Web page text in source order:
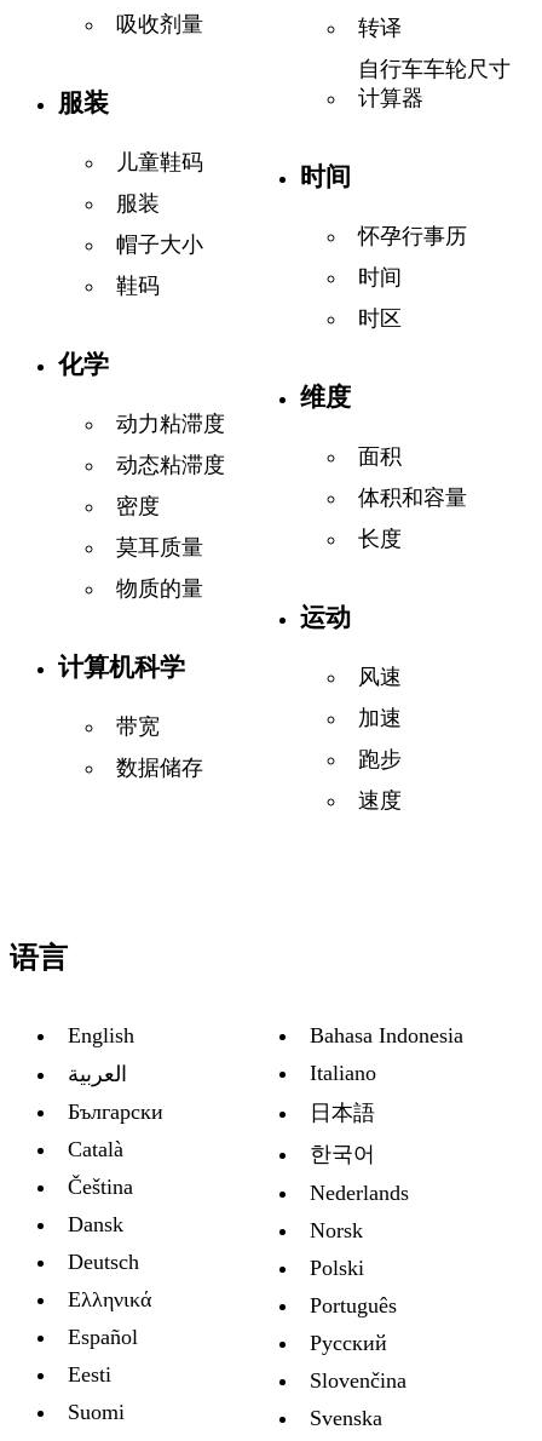
吸收剂量
服装
儿童鞋码
服装
帽子大小
鞋码
化学
动力粘滞度
动态粘滞度
密度
莫耳质量
物质的量
计算机科学
带宽
数据储存
转译
自行车车轮尺寸
计算器
时间
怀孕行事历
时间
时区
维度
面积
体积和容量
长度
运动
风速
加速
跑步
速度
语言
English
العربية
Български
Català
Čeština
Dansk
Deutsch
Ελληνικά
Español
Eesti
Suomi
Bahasa Indonesia
Italiano
日本語
한국어
Nederlands
Norsk
Polski
Português
Русский
Slovenčina
Svenska